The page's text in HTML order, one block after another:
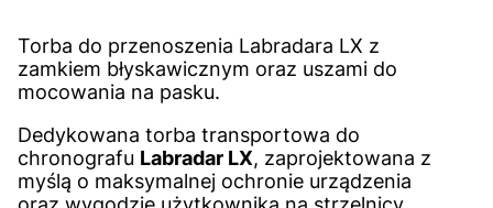
Torba do przenoszenia Labradara LX z
zamkiem błyskawicznym oraz uszami do
mocowania na pasku.
Dedykowana torba transportowa do
chronografu Labradar LX, zaprojektowana z
myślą o maksymalnej ochronie urządzenia